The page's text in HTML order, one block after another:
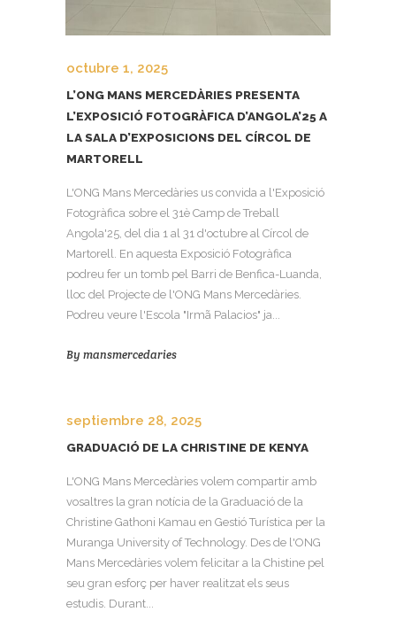
octubre 1, 2025
L’ONG MANS MERCEDÀRIES PRESENTA
L’EXPOSICIÓ FOTOGRÀFICA D’ANGOLA’25 A
LA SALA D’EXPOSICIONS DEL CÍRCOL DE
MARTORELL
L'ONG Mans Mercedàries us convida a l'Exposició
Fotogràfica sobre el 31è Camp de Treball
Angola'25, del dia 1 al 31 d'octubre al Círcol de
Martorell. En aquesta Exposició Fotogràfica
podreu fer un tomb pel Barri de Benfica-Luanda,
lloc del Projecte de l'ONG Mans Mercedàries.
Podreu veure l'Escola "Irmã Palacios" ja...
By mansmercedaries
septiembre 28, 2025
GRADUACIÓ DE LA CHRISTINE DE KENYA
L'ONG Mans Mercedàries volem compartir amb
vosaltres la gran notícia de la Graduació de la
Christine Gathoni Kamau en Gestió Turística per la
Muranga University of Technology. Des de l'ONG
Mans Mercedàries volem felicitar a la Chistine pel
seu gran esforç per haver realitzat els seus
estudis. Durant...